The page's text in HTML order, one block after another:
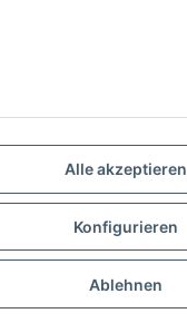
Alle akzeptieren
Konfigurieren
Ablehnen